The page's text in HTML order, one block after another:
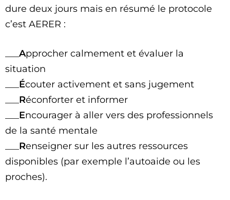
dure deux jours mais en résumé le protocole
c’est AERER :
___Approcher calmement et évaluer la
situation
___Écouter activement et sans jugement
___Réconforter et informer
___Encourager à aller vers des professionnels
de la santé mentale
___Renseigner sur les autres ressources
disponibles (par exemple l’autoaide ou les
proches).